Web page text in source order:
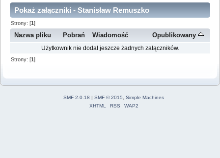
Pokaż załączniki - Stanisław Remuszko
Strony: [1]
Nazwa pliku Pobrań Wiadomość Opublikowany
Użytkownik nie dodał jeszcze żadnych załączników.
Strony: [1]
SMF 2.0.18 | SMF © 2015
Simple Machines
XHTML
RSS WAP2